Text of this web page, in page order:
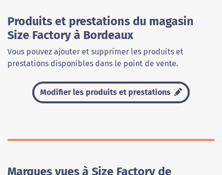
Produits et prestations du magasin
Size Factory à Bordeaux
Vous pouvez ajouter et supprimer les produits et
prestations disponibles dans le point de vente.
Modifier les produits et prestations
Marques vues à Size Factory de